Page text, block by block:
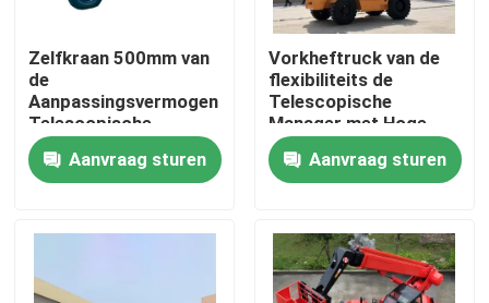
Thuis
Producten
Zelfkraan 500mm van
de
Aanpassingsvermogen
Telescopische
Manager Stabiele
Verrichtingen
Aanvraag sturen
Vorkheftruck van de
flexibiliteits de
Telescopische
Manager met Hoge
Intense Vork
Aanvraag sturen